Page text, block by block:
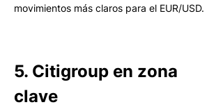
movimientos más claros para el EUR/USD.
5. Citigroup en zona
clave